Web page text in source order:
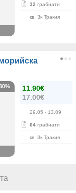
32 грабнати
кв. Зк Тракия
11.90€
17.00€
29.05 - 13.09
64 грабнати
кв. Зк Тракия